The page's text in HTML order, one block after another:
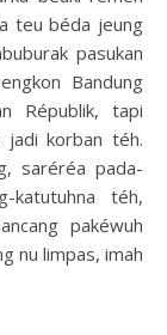
teu béda jeung
pasukan
Bandung
Républik, tapi
jadi korban téh.
saréréa pada-
katutuhna téh,
pakéwuh
nu limpas, imah